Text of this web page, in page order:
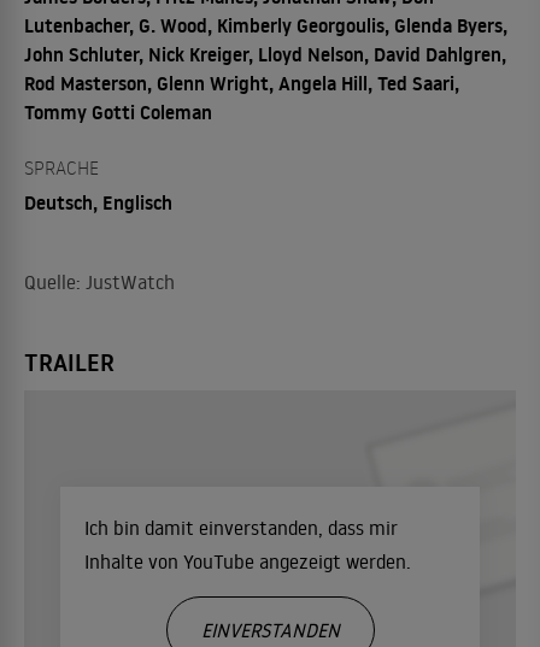
Lutenbacher, G. Wood, Kimberly Georgoulis, Glenda Byers,
John Schluter, Nick Kreiger, Lloyd Nelson, David Dahlgren,
Rod Masterson, Glenn Wright, Angela Hill, Ted Saari,
Tommy Gotti Coleman
SPRACHE
Deutsch, Englisch
Quelle: JustWatch
TRAILER
Ich bin damit einverstanden, dass mir
Inhalte von YouTube angezeigt werden.
EINVERSTANDEN